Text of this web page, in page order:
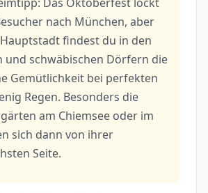
nach München, aber
findest du in den
und schwäbischen Dörfern die
Gemütlichkeit bei perfekten
Regen. Besonders die
am Chiemsee oder im
sich dann von ihrer
Seite.